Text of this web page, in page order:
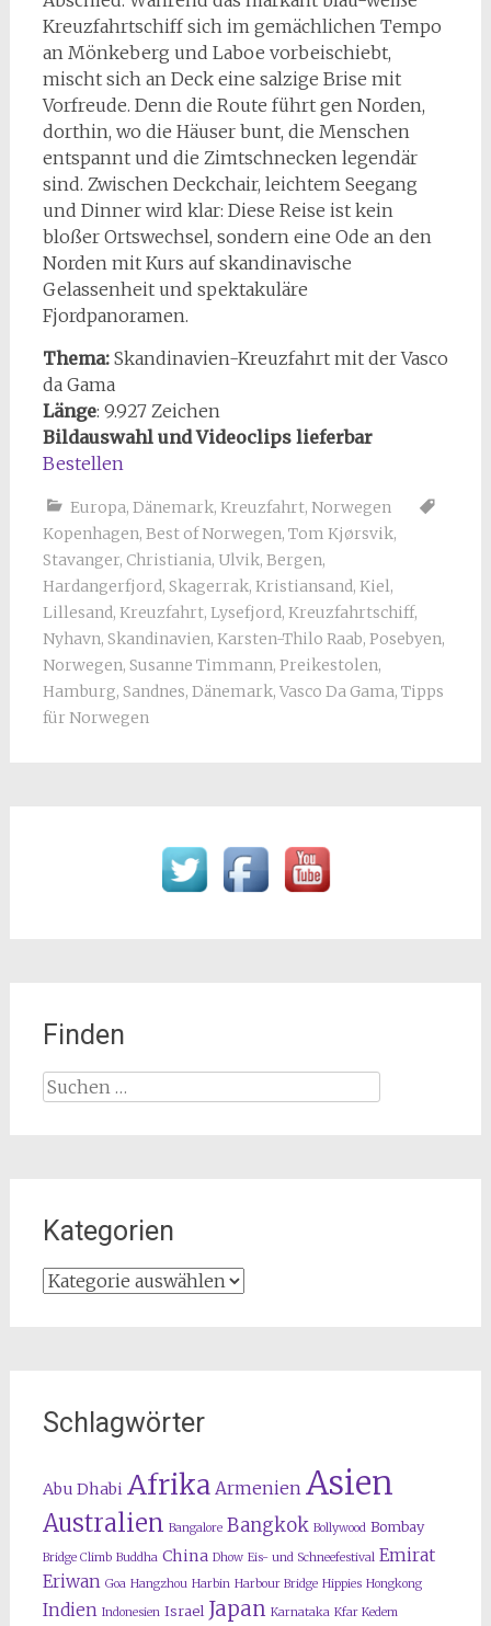
Kreuzfahrtschiff sich im gemächlichen Tempo
an Mönkeberg und Laboe vorbeischiebt,
mischt sich an Deck eine salzige Brise mit
Vorfreude. Denn die Route führt gen Norden,
dorthin, wo die Häuser bunt, die Menschen
entspannt und die Zimtschnecken legendär
sind. Zwischen Deckchair, leichtem Seegang
und Dinner wird klar: Diese Reise ist kein
bloßer Ortswechsel, sondern eine Ode an den
Norden mit Kurs auf skandinavische
Gelassenheit und spektakuläre
Fjordpanoramen.
Thema: Skandinavien-Kreuzfahrt mit der Vasco
da Gama
Länge: 9.927 Zeichen
Bildauswahl und Videoclips lieferbar
Bestellen
Europa, Dänemark, Kreuzfahrt, Norwegen
Kopenhagen, Best of Norwegen, Tom Kjørsvik,
Stavanger, Christiania, Ulvik, Bergen,
Hardangerfjord, Skagerrak, Kristiansand, Kiel,
Lillesand, Kreuzfahrt, Lysefjord, Kreuzfahrtschiff,
Nyhavn, Skandinavien, Karsten-Thilo Raab, Posebyen,
Norwegen, Susanne Timmann, Preikestolen,
Hamburg, Sandnes, Dänemark, Vasco Da Gama, Tipps
für Norwegen
Finden
Suchen
Kategorien
Kategorien
Schlagwörter
Abu Dhabi Afrika Armenien Asien
Australien Bangalore Bangkok Bollywood Bombay
Bridge Climb Buddha China Dhow Eis- und Schneefestival Emirat
Eriwan Goa Hangzhou Harbin Harbour Bridge Hippies Hongkong
Indien Indonesien Israel Japan Karnataka Kfar Kedem